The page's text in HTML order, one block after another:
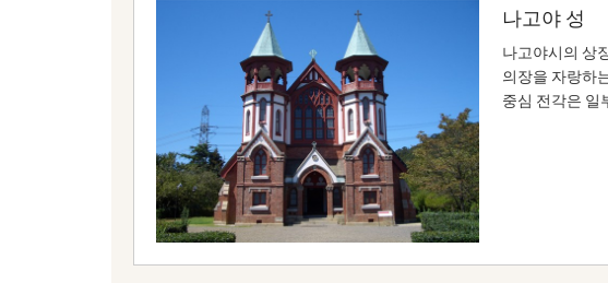
나고야 성
나고야시의 상
의장을 자랑하
중심 전각은 일